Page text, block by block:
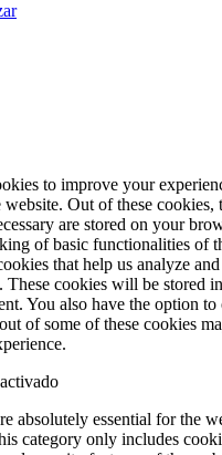
to improve your
Out of these cookies,
are stored on your
of basic functionalities of
that help us analyze
These cookies will be stored
You also have the option to
of some of these cookies
absolutely essential for the
category only includes